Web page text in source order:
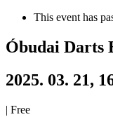
This event has
Óbudai Darts
2025. 03. 21,
| Free